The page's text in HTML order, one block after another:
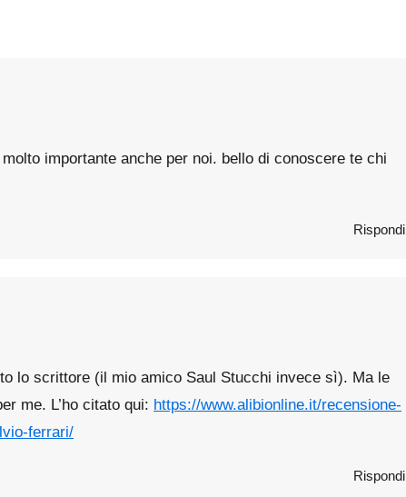
importante anche per noi. bello di conoscere te chi
Rispondi
lo scrittore (il mio amico Saul Stucchi invece sì). Ma le
me. L’ho citato qui: https://www.alibionline.it/recensione-
ferrari/
Rispondi